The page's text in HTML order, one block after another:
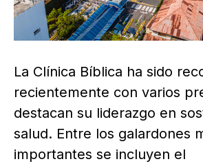
La Clínica Bíblica ha sido
recientemente con varios
destacan su liderazgo en
salud. Entre los galardones
importantes se incluyen el